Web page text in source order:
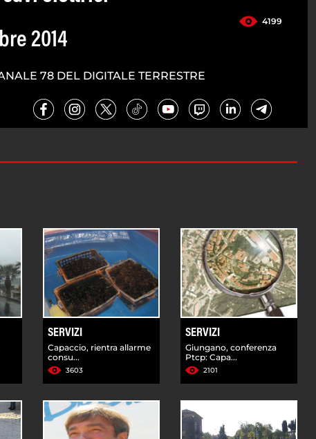
4199
2014
78 DEL DIGITALE TERRESTRE
SERVIZI
Capaccio, rientra allarme
consu...
3603
SERVIZI
Giungano, conferenza
Ptcp: Capa...
2101